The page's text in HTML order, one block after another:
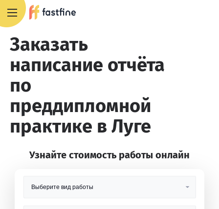
Заказать
написание отчёта
по
преддипломной
практике в Луге
Узнайте стоимость работы онлайн